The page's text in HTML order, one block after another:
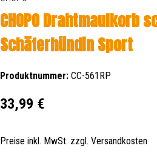
CHOPO Drahtmaulkorb
Schäferhündin Sport
Produktnummer: CC-561RP
Regulärer Preis:
33,99 €
Preise inkl. MwSt. zzgl. Versandkosten